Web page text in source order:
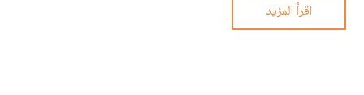
اقرأ المزيد